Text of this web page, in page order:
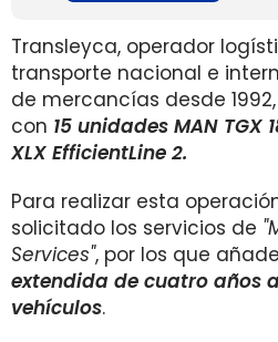
Transleyca, operador
transporte nacional e
de mercancías desde
con 15 unidades MAN TGX
XLX EfficientLine 2.
Para realizar esta
solicitado los servicios de
Services", por los que
extendida de cuatro años
vehículos.